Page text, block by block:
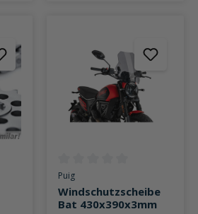
von 4 von 5 Sternen
Durchschnittliche Bewertung
Puig
Windschutzscheibe
Bat 430x390x3mm